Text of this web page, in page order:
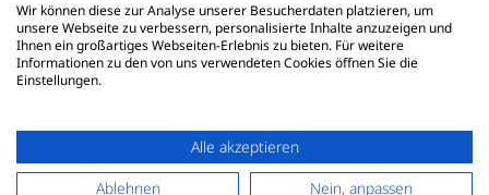
Wir können diese zur Analyse unserer Besucherdaten platzieren, um
unsere Webseite zu verbessern, personalisierte Inhalte anzuzeigen und
Ihnen ein großartiges Webseiten-Erlebnis zu bieten. Für weitere
Informationen zu den von uns verwendeten Cookies öffnen Sie die
Einstellungen.
Alle akzeptieren
Ablehnen
Nein, anpassen